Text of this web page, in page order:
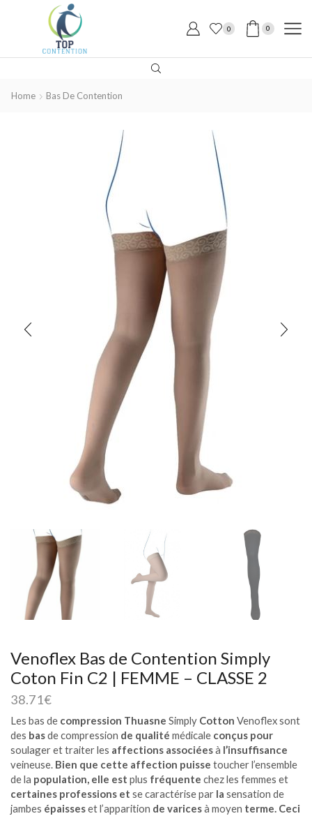
0 0
Home Bas De Contention
Venoflex Bas de Contention Simply
Coton Fin C2 | FEMME – CLASSE 2
38.71€
Les bas de compression Thuasne Simply Cotton Venoflex sont
des basde compression de qualité médicale conçus pour
soulager et traiter les affections associéesà l’insuffisance
veineuse. Bien que cette affection puisse toucher l’ensemble
de la population, elle est plus fréquente chez les femmes et
certaines professions et se caractérise par la sensation de
jambes épaisseset l’apparition de varicesà moyen terme. Ceci